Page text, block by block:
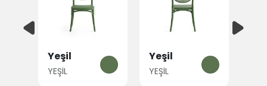
Yeşil
YEŞİL
Yeşil
YEŞİL